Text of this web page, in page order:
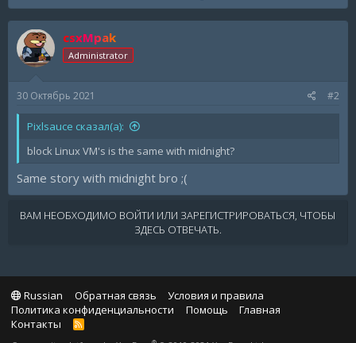
csxMpak
Administrator
30 Октябрь 2021 #2
Pixlsauce сказал(а):
block Linux VM's is the same with midnight?
Same story with midnight bro ;(
ВАМ НЕОБХОДИМО ВОЙТИ ИЛИ ЗАРЕГИСТРИРОВАТЬСЯ, ЧТОБЫ
ЗДЕСЬ ОТВЕЧАТЬ.
Russian Обратная связь
Условия и правила
Политика конфиденциальности
Помощь
Главная
Контакты
R